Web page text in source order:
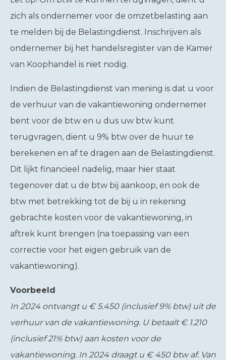
zich als ondernemer voor de omzetbelasting aan
te melden bij de Belastingdienst. Inschrijven als
ondernemer bij het handelsregister van de Kamer
van Koophandel is niet nodig.
Indien de Belastingdienst van mening is dat u voor
de verhuur van de vakantiewoning ondernemer
bent voor de btw en u dus uw btw kunt
terugvragen, dient u 9% btw over de huur te
berekenen en af te dragen aan de Belastingdienst.
Dit lijkt financieel nadelig, maar hier staat
tegenover dat u de btw bij aankoop, en ook de
btw met betrekking tot de bij u in rekening
gebrachte kosten voor de vakantiewoning, in
aftrek kunt brengen (na toepassing van een
correctie voor het eigen gebruik van de
vakantiewoning).
Voorbeeld
In 2024 ontvangt u € 5.450 (inclusief 9% btw) uit de
verhuur van de vakantiewoning. U betaalt € 1.210
(inclusief 21% btw) aan kosten voor de
vakantiewoning. In 2024 draagt u € 450 btw af. Van